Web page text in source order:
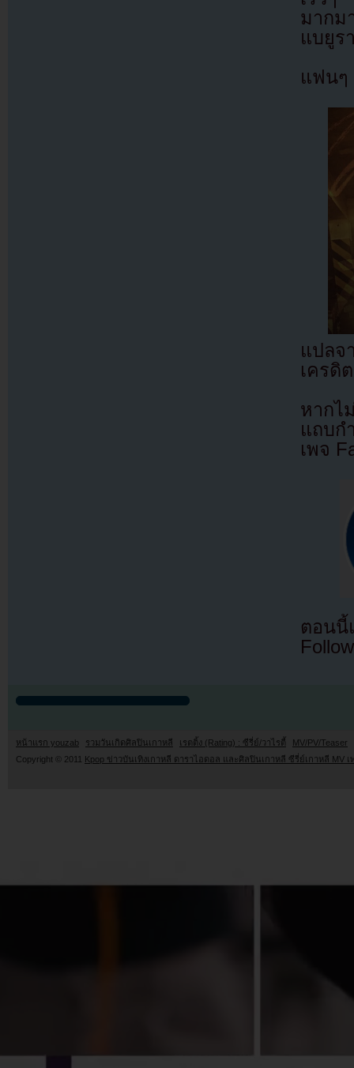
มากม
แบยูร
แฟนๆ
แปล
เครดิ
หากไ
แถบก
เพจ
ตอนนี้
หน้าแรก youzab รวมวันเกิดศิลปินเกาหลี เรตติ้ง (Rating) : ซีรี่ย์/วาไรตี้
MV/PV/Teaser
Copyright © 2011
Kpop ข่าวบันเทิงเกาหลี ดาราไอดอล และศิลปินเกาหลี ซีรี่ย์เกาหลี MV